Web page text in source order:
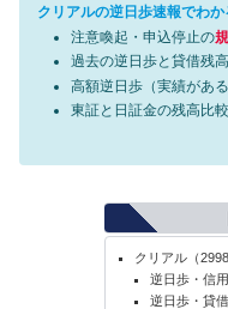
クリアルの逆日歩速報でわか
注意喚起・申込停止の
過去の逆日歩と貸借残
高額逆日歩（実績がある
東証と日証金の残高比
クリアル（
逆日歩・信
逆日歩・貸